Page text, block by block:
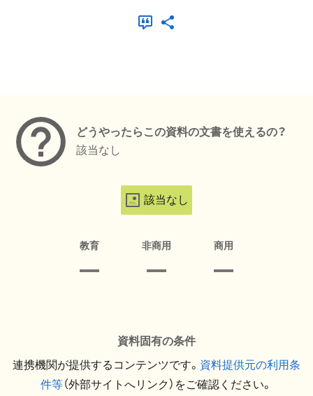
どうやったらこの資料の文書を使えるの？
該当なし
該当なし
教育 非商用 商用
資料固有の条件
連携機関が提供するコンテンツです。 資料提供元の利用条
件等（外部サイトへリンク）をご確認ください。